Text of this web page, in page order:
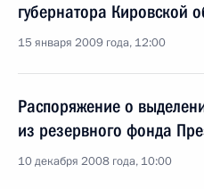
губернатора Кировской
15 января 2009 года, 12:00
Распоряжение о
из резервного фонда
10 декабря 2008 года, 10:00